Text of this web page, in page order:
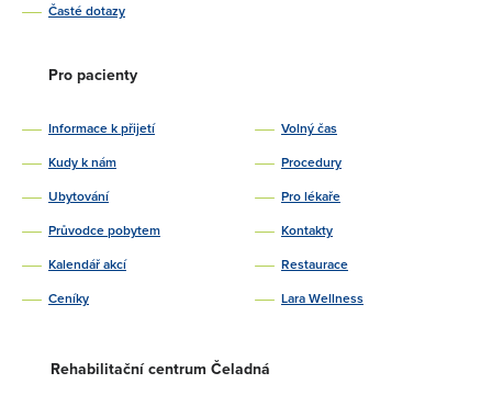
Časté dotazy
Pro pacienty
Informace k přijetí
Kudy k nám
Ubytování
Průvodce pobytem
Kalendář akcí
Ceníky
Volný čas
Procedury
Pro lékaře
Kontakty
Restaurace
Lara Wellness
Rehabilitační centrum Čeladná